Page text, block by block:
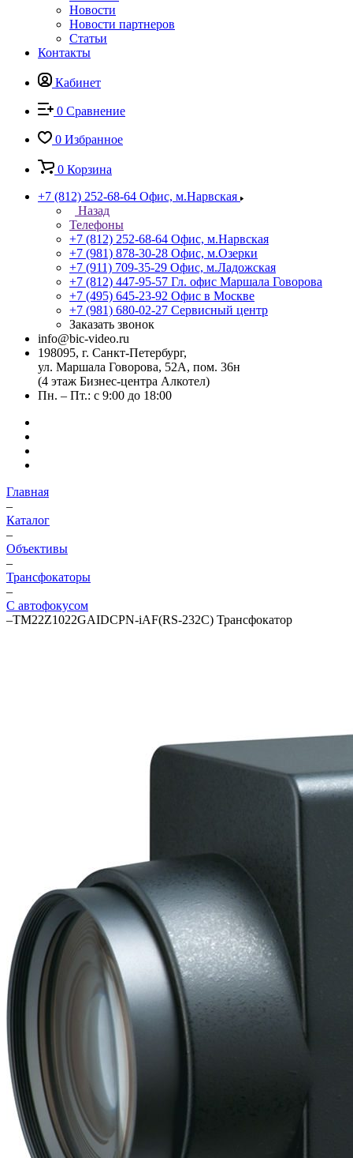
Новости
Новости партнеров
Статьи
Контакты
Кабинет
0 Сравнение
0 Избранное
0 Корзина
+7 (812) 252-68-64 Офис, м.Нарвская
Назад
Телефоны
+7 (812) 252-68-64 Офис, м.Нарвская
+7 (981) 878-30-28 Офис, м.Озерки
+7 (911) 709-35-29 Офис, м.Ладожская
+7 (812) 447-95-57 Гл. офис Маршала Говорова
+7 (495) 645-23-92 Офис в Москве
+7 (981) 680-02-27 Сервисный центр
Заказать звонок
info@bic-video.ru
198095, г. Санкт-Петербург,
ул. Маршала Говорова, 52А, пом. 36н
(4 этаж Бизнес-центра Алкотел)
Пн. – Пт.: с 9:00 до 18:00
Главная
–
Каталог
–
Объективы
–
Трансфокаторы
–
С автофокусом
–TM22Z1022GAIDCPN-iAF(RS-232C) Трансфокатор